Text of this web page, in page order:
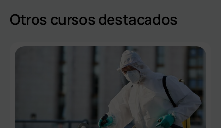
e
Otros cursos destacados